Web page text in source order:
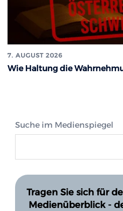
7. AUGUST 2026
Wie Haltung die
Suche im Medienspiegel
Tragen Sie sich für
Medienüberblick -